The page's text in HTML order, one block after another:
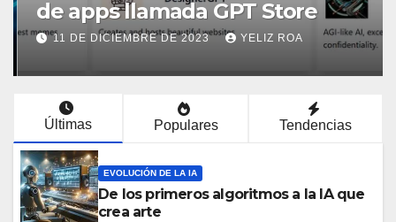
de apps llamada GPT Store
11 DE DICIEMBRE DE 2023 YELIZ ROA
Últimas Populares Tendencias
EVOLUCIÓN DE LA IA
De los primeros algoritmos a la IA que
crea arte